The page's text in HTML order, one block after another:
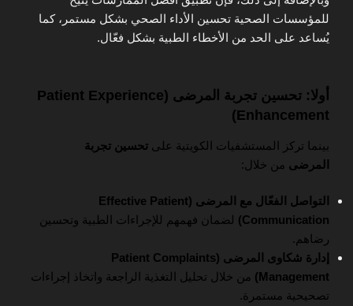
للمؤسسات الصحية تحسين الأداء الصحي بشكل مستمر، كما
يُساعد على الحد من الأخطاء الطبية بشكل فعّال.
أولا: تحسين تجربة المرضى (Patient Experience
Enhancement)
بينما تركز المستشفيات الكويتية على تحسين تجربة
المرضى من خلال:
التواصل الفعّال مع المرضى (Effective Patient
Communication)
لضمان فهمهم للإجراءات الطبية وتحسين
رضاهم.
إدارة شكاوى المرضى (Patient Complaints
Management)
من خلال تحليل التغذية الراجعة واتخاذ إجراءات
تصحيحية مستمرة.